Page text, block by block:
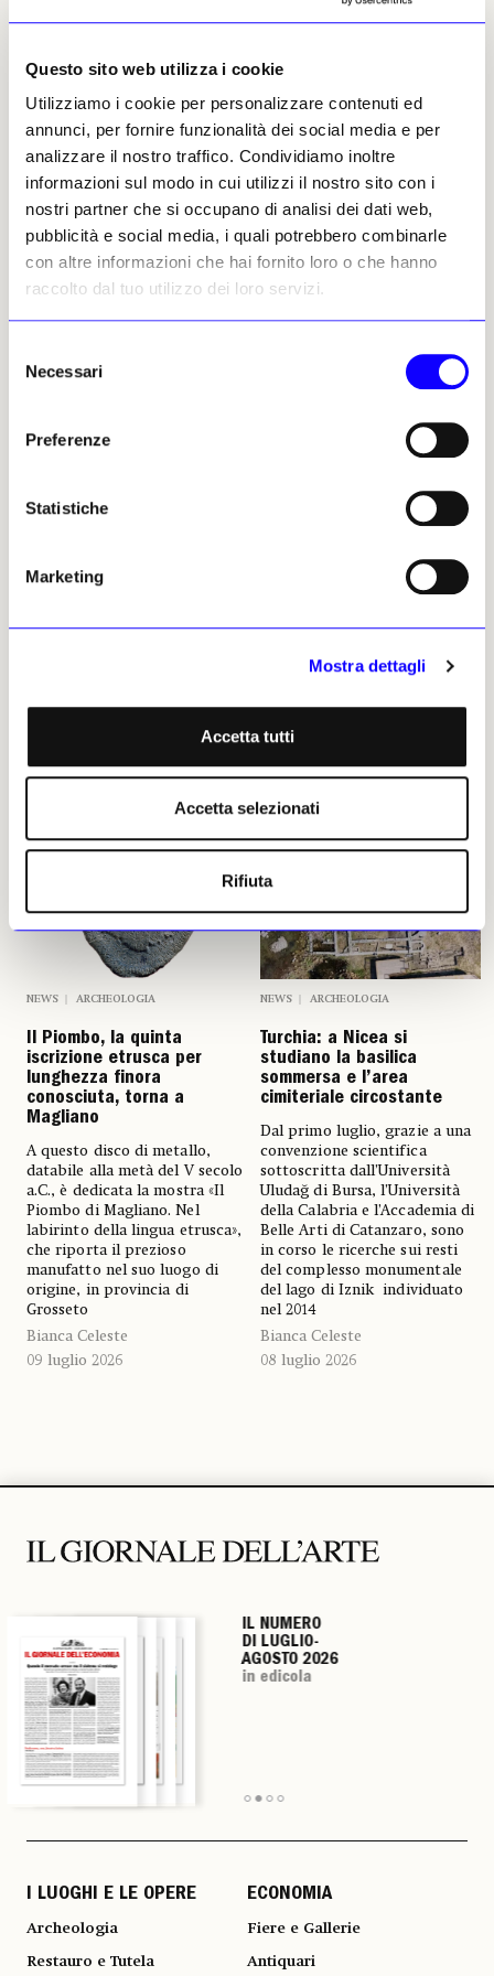
Questo sito web utilizza i cookie
Utilizziamo i cookie per personalizzare contenuti ed
annunci, per fornire funzionalità dei social media e per
analizzare il nostro traffico. Condividiamo inoltre
informazioni sul modo in cui utilizzi il nostro sito con i
nostri partner che si occupano di analisi dei dati web,
pubblicità e social media, i quali potrebbero combinarle
con altre informazioni che hai fornito loro o che hanno
raccolto dal tuo utilizzo dei loro servizi.
delNecessari
Preferenze
Statistiche
Marketing
Mostra dettagli
Accetta tutti
Accetta selezionati
Rifiuta
Bianca Celeste
Altri articoli dell'autore
Una necropoli arcaica è
Garofalo a Gragnano
dei Pastai condotta sotto la
direzione della Soprintendenza
Paesaggio per l’Area
risalenti al VI secolo a.C.
«Deep Heritage»: in Turchia
«ci si immerge» nella
Nel Gallipoli Historic
il processo di corrosione dei
relitti della Prima guerra
Bianca Celeste
10 luglio 2026
NEWS ARCHEOLOGIA
Il Piombo, la quinta
iscrizione etrusca per
lunghezza finora
conosciuta, torna a
Magliano
A questo disco di metallo,
databile alla metà del V secolo
a.C., è dedicata la mostra «Il
Piombo di Magliano. Nel
labirinto della lingua etrusca»,
che riporta il prezioso
manufatto nel suo luogo di
origine, in provincia di
Grosseto
Bianca Celeste
09 luglio 2026
NEWS ARCHEOLOGIA
Turchia: a Nicea si
studiano la basilica
sommersa e l’area
cimiteriale circostante
Dal primo luglio, grazie a una
convenzione scientifica
sottoscritta dall’Università
Uludağ di Bursa, l’Università
della Calabria e l’Accademia di
Belle Arti di Catanzaro, sono
in corso le ricerche sui resti
del complesso monumentale
del lago di Iznik individuato
nel 2014
Bianca Celeste
08 luglio 2026
IL NUMERO
DI LUGLIO-
AGOSTO 2026
in edicola
IL NUMERO
DI LUGLIO-
AGOSTO 2026
in edicola
IL NUMERO
DI LUGLIO-
AGOSTO 2026
in edicola
IL NUMERO
DI LUGLIO-
AGOSTO 2026
in edicola
I LUOGHI E LE OPERE
Archeologia
Restauro e Tutela
ECONOMIA
Fiere e Gallerie
Antiquari